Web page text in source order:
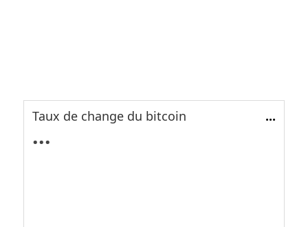
Taux de change du bitcoin ...
...